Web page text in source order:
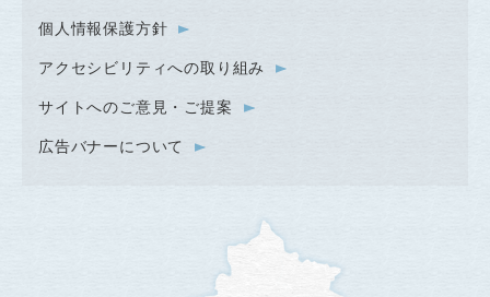
個人情報保護方針
アクセシビリティへの取り組み
サイトへのご意見・ご提案
広告バナーについて